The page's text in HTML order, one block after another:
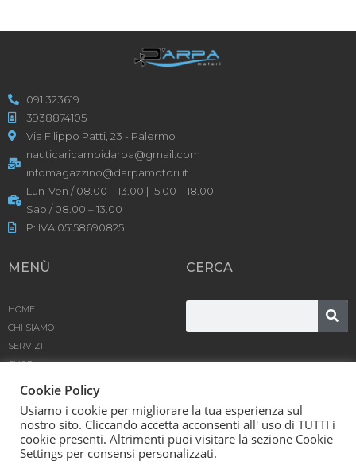
091 323619
3938874105
Via Filippo Patti, 23 - Palermo
nauticaricambidarpa@gmail.com
infomagazzino@darpamotori.it
Lun-Ven / 08.00 – 13.00 | 15.00 – 18.00
Sab / 08.00 – 13.00
P: IVA 05158690825
MENÙ
HOME
CHI SIAMO
SERVIZI
SHOP
CONTATTACI
CERCA
D’Arpa Motori SRL © [year] | Powered by
Cookie Policy
Usiamo i cookie per migliorare la tua esperienza sul
nostro sito. Cliccando accetta acconsenti all' uso di TUTTI i
cookie presenti. Altrimenti puoi visitare la sezione Cookie
Settings per consensi personalizzati.